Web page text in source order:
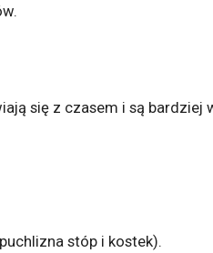
się z czasem i są
stóp i kostek).